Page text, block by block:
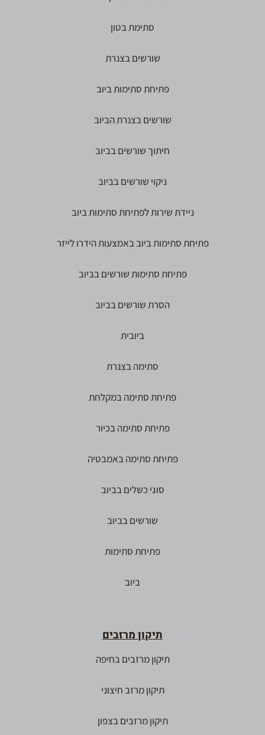
סתימת בטון
שורשים בצנרת
פתיחת סתימות ביוב
שורשים בצנרת הביוב
חיתוך שורשים בביוב
ניקוי שורשים בביוב
ניידת שירות לפתיחת סתימות ביוב
פתיחת סתימות ביוב באמצעות הידרו לייזר
פתיחת סתימות שורשים בביוב
הסרת שורשים בביוב
ביובית
סתימה בצנרת
פתיחת סתימה במקלחת
פתיחת סתימה בכיור
פתיחת סתימה באמבטיה
סוגי כשלים בביוב
שורשים בביוב
פתיחת סתימות
ביוב
תיקון מרזבים
תיקון מרזבים בחיפה
תיקון מרזב חיצוני
תיקון מרזבים בצפון